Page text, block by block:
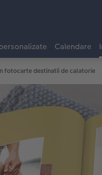
Calendare
fotocarte destinatii de calatorie